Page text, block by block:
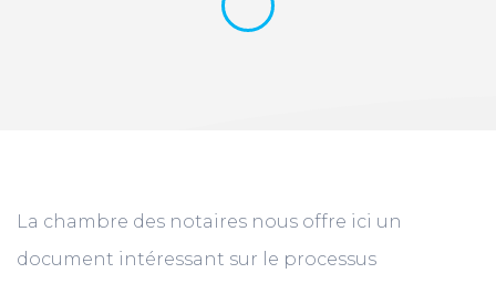
La chambre des notaires nous offre ici un
document intéressant sur le processus